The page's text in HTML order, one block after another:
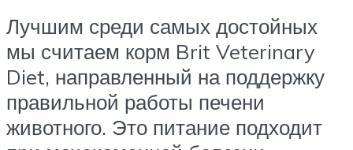
Лучшим среди самых достойных
мы считаем корм Brit Veterinary
Diet, направленный на поддержку
правильной работы печени
животного. Это питание подходит